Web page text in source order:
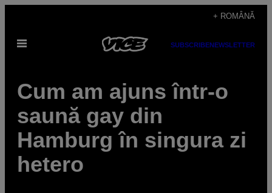
content
+ ROMÂNĂ
Open
SUBSCRIBENEWSLETTER
Cum am ajuns într-o
saună gay din
Hamburg în singura zi
hetero